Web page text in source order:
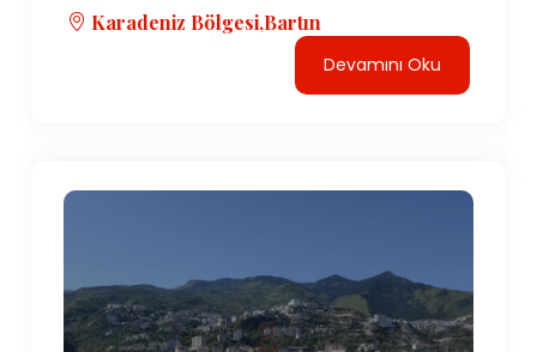
Karadeniz Bölgesi,Bartın
Devamını Oku